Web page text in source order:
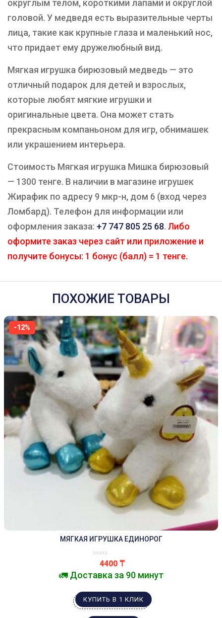
округлым телом, короткими лапами и округлой
головой. У медведя есть выразительные черты
лица, такие как крупные глаза и маленький нос,
что придает ему дружелюбный вид.
Мягкая игрушка бирюзовый медведь — это
отличный подарок для детей и взрослых,
которые любят мягкие игрушки и
оригинальные цвета. Она может стать
прекрасным компаньоном для игр, обнимашек
или украшением интерьера.
Стоимость Мягкая игрушка Мишка бирюзовый
— 1300 тенге. В наличии в магазине игрушек
Жирафик по адресу 9 мкр-н, дом 6 (вход через
Ломбард). Телефон для информации или
оформления заказа: +7 747 805 25 68. Либо
оформите заказ через сайт или приложение и
получите бонусы: 1 бонус (балл) = 1 тенге.
ПОХОЖИЕ ТОВАРЫ
-12%
МЯГКАЯ ИГРУШКА ЕДИНОРОГ
4400 ₸
🚛 Доставка за 90 минут
КУПИТЬ В 1 КЛИК